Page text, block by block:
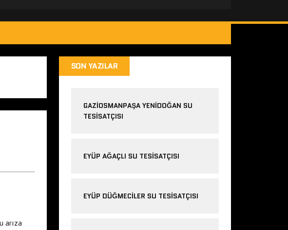
arıza
SON YAZILAR
GAZIOSMANPAŞA YENIDOĞAN SU
TESISATÇISI
EYÜP AĞAÇLI SU TESISATÇISI
EYÜP DÜĞMECILER SU TESISATÇISI